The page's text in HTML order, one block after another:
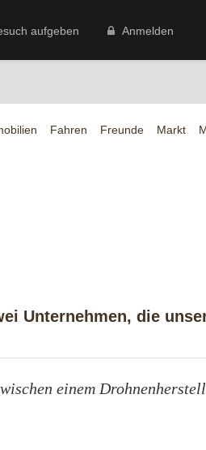
aufgeben Anmelden
Fahren Freunde Markt
Unternehmen, die
einem